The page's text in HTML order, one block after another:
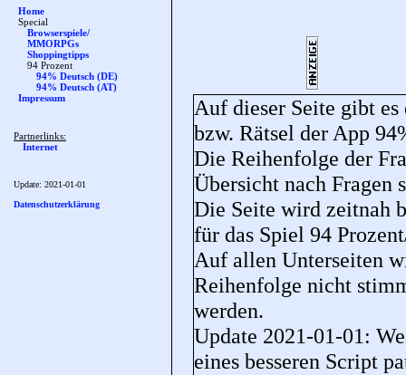
Home
Special
Browserspiele/
MMORPGs
Shoppingtipps
94 Prozent
94% Deutsch (DE)
94% Deutsch (AT)
Impressum
Partnerlinks:
Internet
Update: 2021-01-01
Datenschutzerklärung
Auf dieser Seite gibt
bzw. Rätsel der App
Die Reihenfolge der
Übersicht nach Fragen
Die Seite wird zeitnah
für das Spiel 94
Auf allen Unterseiten
Reihenfolge nicht
werden.
Update 2021-01-01:
eines besseren Script